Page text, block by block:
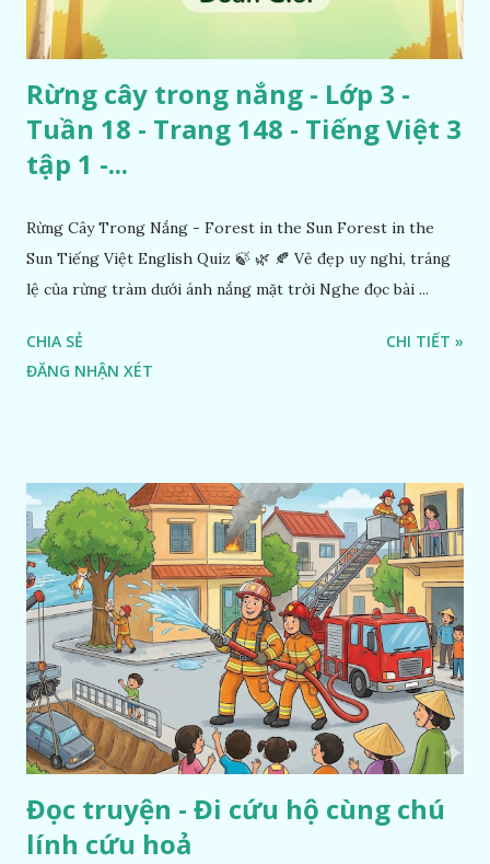
Rừng cây trong nắng - Lớp 3 -
Tuần 18 - Trang 148 - Tiếng Việt 3
tập 1 -...
Rừng Cây Trong Nắng - Forest in the Sun Forest in the
Sun Tiếng Việt English Quiz 🍃 🌿 🍂 Vẻ đẹp uy nghi, tráng
lệ của rừng tràm dưới ánh nắng mặt trời Nghe đọc bài ...
CHIA SẺ
ĐĂNG NHẬN XÉT
CHI TIẾT »
Đọc truyện - Đi cứu hộ cùng chú
lính cứu hoả